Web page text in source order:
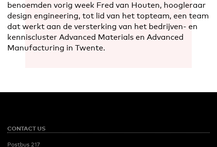
benoemden vorig week Fred van Houten, hoogleraar
design engineering, tot lid van het topteam, een team
dat werkt aan de versterking van het bedrijven- en
kenniscluster Advanced Materials en Advanced
Manufacturing in Twente.
CONTACT US
Postbus 217